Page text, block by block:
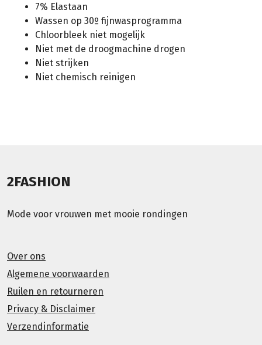
7% Elastaan
Wassen op 30º fijnwasprogramma
Chloorbleek niet mogelijk
Niet met de droogmachine drogen
Niet strijken
Niet chemisch reinigen
2FASHION
Mode voor vrouwen met mooie rondingen
Over ons
Algemene voorwaarden
Ruilen en retourneren
Privacy & Disclaimer
Verzendinformatie